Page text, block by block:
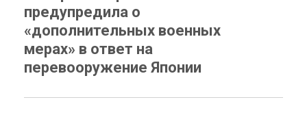
предупредила о
«дополнительных военных
мерах» в ответ на
перевооружение Японии